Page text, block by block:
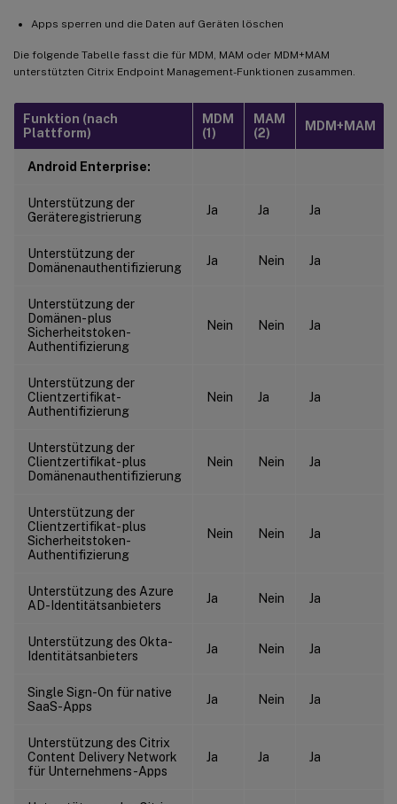
Apps sperren und die Daten auf Geräten löschen
Die folgende Tabelle fasst die für MDM, MAM oder MDM+MAM
unterstützten Citrix Endpoint Management-Funktionen zusammen.
Funktion (nach
Plattform)
MDM
(1)
MAM
(2)
MDM+MAM
Android Enterprise:
Unterstützung der
Geräteregistrierung
Ja Ja Ja
Unterstützung der
Domänenauthentifizierung
Ja Nein Ja
Unterstützung der
Domänen- plus
Sicherheitstoken-
Authentifizierung
Nein Nein Ja
Unterstützung der
Clientzertifikat-
Authentifizierung
Nein Ja Ja
Unterstützung der
Clientzertifikat- plus
Domänenauthentifizierung
Nein Nein Ja
Unterstützung der
Clientzertifikat- plus
Sicherheitstoken-
Authentifizierung
Nein Nein Ja
Unterstützung des Azure
AD-Identitätsanbieters
Ja Nein Ja
Unterstützung des Okta-
Identitätsanbieters
Ja Nein Ja
Single Sign-On für native
SaaS-Apps
Ja Nein Ja
Unterstützung des Citrix
Content Delivery Network
für Unternehmens-Apps
Ja Ja Ja